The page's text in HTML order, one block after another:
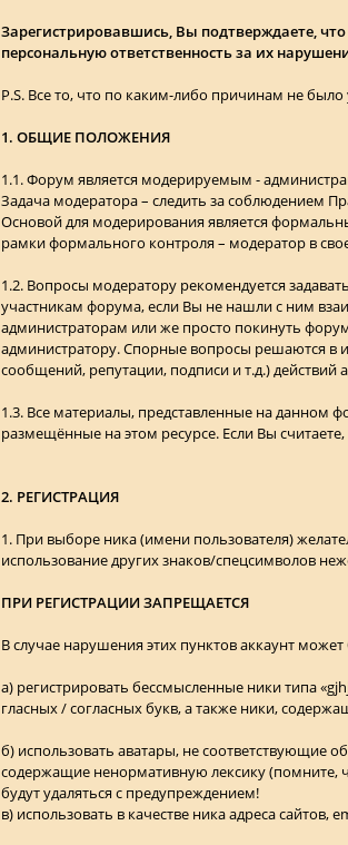
Зарегистрировавшись, Вы подтверждаете,
персональную ответственность за их
P.S. Все то, что по каким-либо причинам не
1. ОБЩИЕ ПОЛОЖЕНИЯ
1.1. Форум является модерируемым -
Задача модератора – следить за соблюдением
Основой для модерирования является
рамки формального контроля – модератор в
1.2. Вопросы модератору рекомендуется
участникам форума, если Вы не нашли с ним
администраторам или же просто покинуть
администратору. Спорные вопросы решаются в
сообщений, репутации, подписи и т.д.) действий
1.3. Все материалы, представленные на данном
размещённые на этом ресурсе. Если Вы
2. РЕГИСТРАЦИЯ
1. При выборе ника (имени пользователя)
использование других знаков/спецсимволов
ПРИ РЕГИСТРАЦИИ ЗАПРЕЩАЕТСЯ
В случае нарушения этих пунктов аккаунт
а) регистрировать бессмысленные ники типа
гласных / согласных букв, а также ники,
б) использовать аватары, не соответствующие
содержащие ненормативную лексику (помните,
будут удаляться с предупреждением!
в) использовать в качестве ника адреса